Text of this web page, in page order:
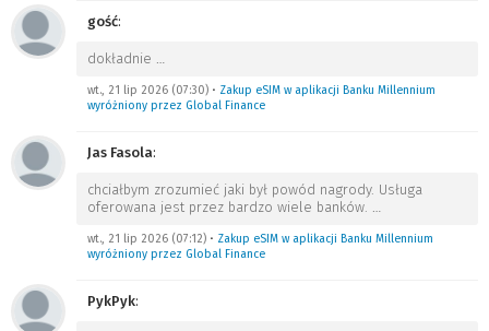
gość:
dokładnie …
wt., 21 lip 2026 (07:30) • Zakup eSIM w aplikacji Banku Millennium
wyróżniony przez Global Finance
Jas Fasola:
chciałbym zrozumieć jaki był powód nagrody. Usługa
oferowana jest przez bardzo wiele banków. …
wt., 21 lip 2026 (07:12) • Zakup eSIM w aplikacji Banku Millennium
wyróżniony przez Global Finance
PykPyk: